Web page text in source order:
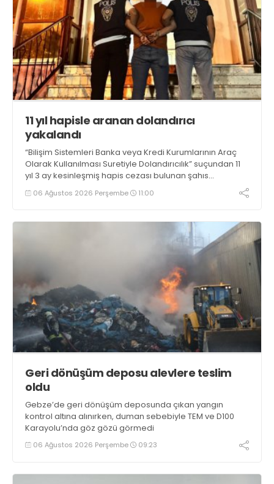
11 yıl hapisle aranan dolandırıcı
yakalandı
“Bilişim Sistemleri Banka veya Kredi Kurumlarının Araç
Olarak Kullanılması Suretiyle Dolandırıcılık” suçundan 11
yıl 3 ay kesinleşmiş hapis cezası bulunan şahıs
yakalandı
06 Ağustos 2026 Perşembe 11:00
Geri dönüşüm deposu alevlere teslim
oldu
Gebze’de geri dönüşüm deposunda çıkan yangın
kontrol altına alınırken, duman sebebiyle TEM ve D100
Karayolu’nda göz gözü görmedi
06 Ağustos 2026 Perşembe 09:23